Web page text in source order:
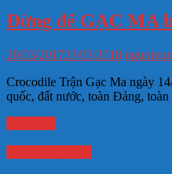
Đừng để GẠC MA
20/03/201723/03/2018
Crocodile Trận Gạc Ma ngày
quốc, đất nước, toàn Đảng, toàn